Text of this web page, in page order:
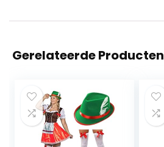
Gerelateerde Producten